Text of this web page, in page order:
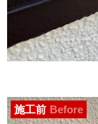
施工前 Before